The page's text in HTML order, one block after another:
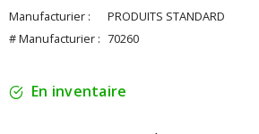
Manufacturier :
PRODUITS STANDARD
# Manufacturier : 70260
En inventaire